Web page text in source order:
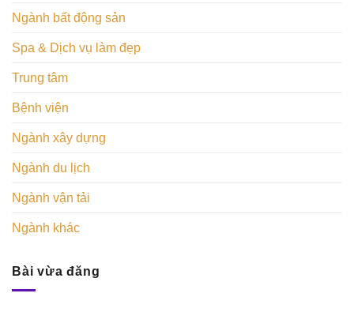
Ngành bất động sản
Spa & Dịch vụ làm đẹp
Trung tâm
Bệnh viện
Ngành xây dựng
Ngành du lịch
Ngành vận tải
Ngành khác
Bài vừa đăng